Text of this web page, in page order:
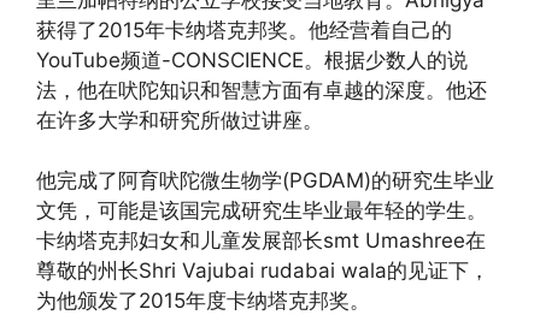
获得了2015年卡纳塔克邦奖。他经营着自己的
YouTube频道-CONSCIENCE。根据少数人的说
法，他在吠陀知识和智慧方面有卓越的深度。他还
在许多大学和研究所做过讲座。
他完成了阿育吠陀微生物学(PGDAM)的研究生毕业
文凭，可能是该国完成研究生毕业最年轻的学生。
卡纳塔克邦妇女和儿童发展部长smt Umashree在
尊敬的州长Shri Vajubai rudabai wala的见证下，
为他颁发了2015年度卡纳塔克邦奖。